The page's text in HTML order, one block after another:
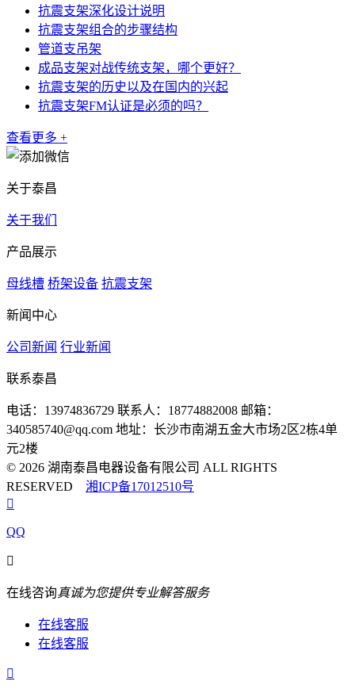
抗震支架深化设计说明
抗震支架组合的步骤结构
管道支吊架
成品支架对战传统支架，哪个更好？
抗震支架的历史以及在国内的兴起
抗震支架FM认证是必须的吗？
查看更多 +
关于泰昌
关于我们
产品展示
母线槽 桥架设备 抗震支架
新闻中心
公司新闻 行业新闻
联系泰昌
电话：13974836729 联系人：18774882008 邮箱：
340585740@qq.com 地址：长沙市南湖五金大市场2区2栋4单
元2楼
© 2026 湖南泰昌电器设备有限公司 ALL RIGHTS
RESERVED 湘ICP备17012510号

QQ

在线咨询真诚为您提供专业解答服务
在线客服
在线客服
